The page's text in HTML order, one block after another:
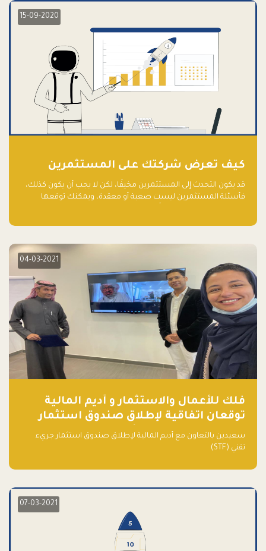
15-09-2020
كيف تعرض شركتك على المستثمرين
قد يكون التحدث إلى المستثمرين مخيفًا، لكن لا يجب أن يكون كذلك،
فأسئلة المستثمرين ليست صعبة أو معقدة، ويمكنك توقعها
04-03-2021
فلك للأعمال والاستثمار و أديم المالية
توقعان اتفاقية لإطلاق صندوق استثمار
جريء تقني (STF) - مشغل من قبل فـلك
سعيدين بالتعاون مع أديم المالية لإطلاق صندوق استثمار جريء
تقني (STF)
07-03-2021